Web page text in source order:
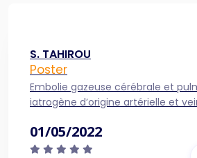
S. TAHIROU
Poster
Embolie gazeuse cérébrale et
iatrogène d’origine artérielle et
01/05/2022